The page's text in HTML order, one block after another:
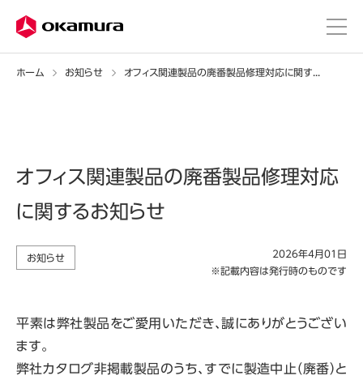
ホーム お知らせ
オフィス関連製品の廃番製品修理対応
に関するお知らせ
お知らせ
2026年4月01日
※記載内容は発行時のものです
平素は弊社製品をご愛用いただき、誠にありがとうござい
ます。
弊社カタログ非掲載製品のうち、すでに製造中止（廃番）と